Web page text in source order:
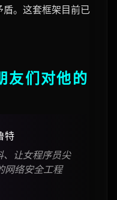
盾。这套框架目前已
友们对他的
特
让女程序员尖
网络安全工程